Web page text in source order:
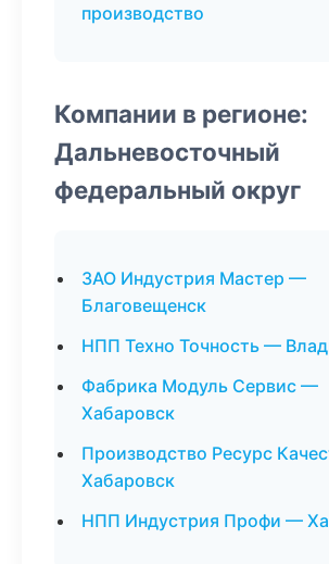
производство
Компании в регионе:
Дальневосточный
федеральный округ
ЗАО Индустрия Мастер —
Благовещенск
НПП Техно Точность —
Фабрика Модуль Сервис —
Хабаровск
Производство Ресурс
Хабаровск
НПП Индустрия Профи —